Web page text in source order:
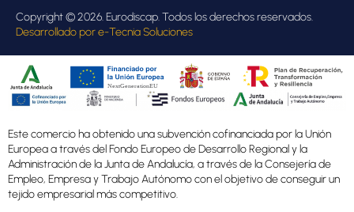
Copyright © 2026. Eurodiscap. Todos los derechos reservados.
Desarrollado pore-Tecnia Soluciones
Este comercio ha obtenido una subvención cofinanciada por la Unión
Europea a través del Fondo Europeo de Desarrollo Regional y la
Administración de la Junta de Andalucía, a través de la Consejería de
Empleo, Empresa y Trabajo Autónomo con el objetivo de conseguir un
tejido empresarial más competitivo.